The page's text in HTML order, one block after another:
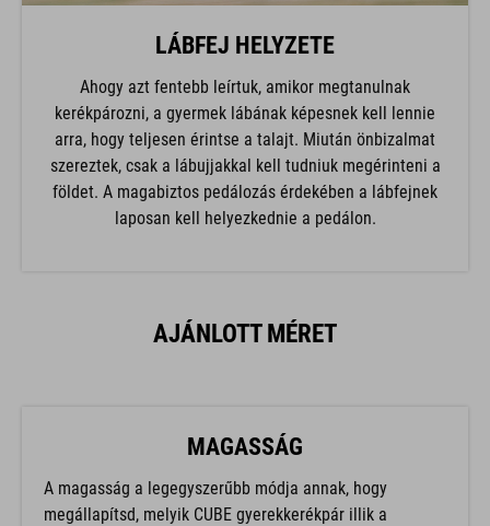
LÁBFEJ HELYZETE
Ahogy azt fentebb leírtuk, amikor megtanulnak
kerékpározni, a gyermek lábának képesnek kell lennie
arra, hogy teljesen érintse a talajt. Miután önbizalmat
szereztek, csak a lábujjakkal kell tudniuk megérinteni a
földet. A magabiztos pedálozás érdekében a lábfejnek
laposan kell helyezkednie a pedálon.
AJÁNLOTT MÉRET
MAGASSÁG
A magasság a legegyszerűbb módja annak, hogy
megállapítsd, melyik CUBE gyerekkerékpár illik a